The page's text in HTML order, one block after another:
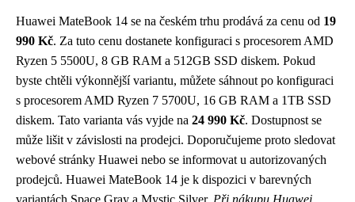
Huawei MateBook 14 se na českém trhu prodává za cenu od 19
990 Kč. Za tuto cenu dostanete konfiguraci s procesorem AMD
Ryzen 5 5500U, 8 GB RAM a 512GB SSD diskem. Pokud
byste chtěli výkonnější variantu, můžete sáhnout po konfiguraci
s procesorem AMD Ryzen 7 5700U, 16 GB RAM a 1TB SSD
diskem. Tato varianta vás vyjde na 24 990 Kč. Dostupnost se
může lišit v závislosti na prodejci. Doporučujeme proto sledovat
webové stránky Huawei nebo se informovat u autorizovaných
prodejců. Huawei MateBook 14 je k dispozici v barevných
variantách Space Gray a Mystic Silver. Při nákupu Huawei